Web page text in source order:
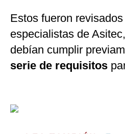
Estos fueron
especialistas de
debían cumplir
serie de requisitos